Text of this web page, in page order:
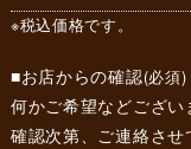
※税込価格です。
■お店からの確認(必須)
何かご希望などござい
確認次第、ご連絡させ